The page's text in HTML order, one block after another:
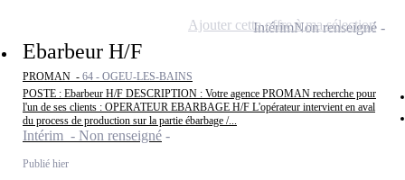
Ebarbeur H/F
PROMAN - 64 - OGEU-LES-BAINS
POSTE : Ebarbeur H/F DESCRIPTION : Votre agence PROMAN recherche pour
l'un de ses clients : OPERATEUR EBARBAGE H/F L'opérateur intervient en aval
du process de production sur la partie ébarbage /...
Intérim - Non renseigné
Publié hier
IntérimNon renseigné
Ajouter cette offre à ma sélection